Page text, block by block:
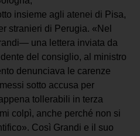
insieme agli atenei di Pisa,
stranieri di Perugia. «Nel
una lettera inviata da
del consiglio, al ministro
denunciava le carenze
sotto accusa per
tollerabili in terza
colpì, anche perché non si
Così Grandi e il suo